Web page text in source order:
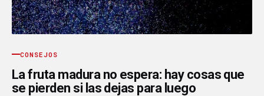
CONSEJOS
La fruta madura no espera: hay cosas que
se pierden si las dejas para luego